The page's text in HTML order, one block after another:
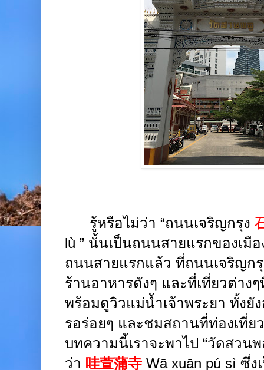
รู้หรือไม่ว่า “ถนนเจริญกรุง
lù ” นั้นเป็นถนนสายแรกของเมื
ถนนสายแรกแล้ว ที่ถนนเจริญก
ร้านอาหารดังๆ และที่เที่ยวต่าง
พร้อมดูวิวแม่น้ำเจ้าพระยา ทั้งยั
รอร่อยๆ และชมสถานที่ท่องเที่ย
บทความนี้เราจะพาไป “วัดสวน
ว่า 哇萱蒲寺 Wā xuān pú sì ซึ่ง